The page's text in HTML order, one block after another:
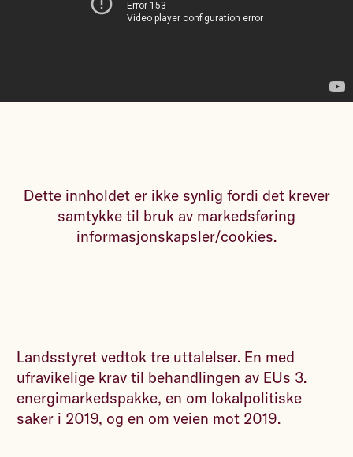
Dette innholdet er ikke synlig fordi det krever
samtykke til bruk av markedsføring
informasjonskapsler/cookies.
Landsstyret vedtok tre uttalelser. En med
ufravikelige krav til behandlingen av EUs 3.
energimarkedspakke, en om lokalpolitiske
saker i 2019, og en om veien mot 2019.